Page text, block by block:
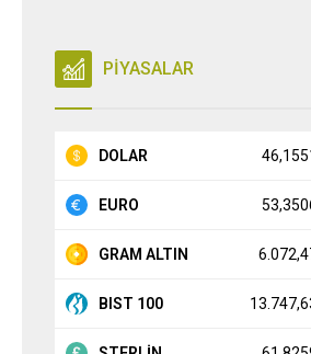
PİYASALAR
DOLAR
EURO
GRAM ALTIN
BIST 100